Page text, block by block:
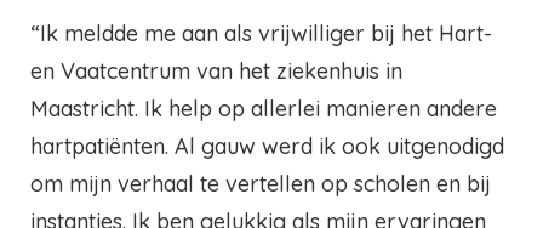
“Ik meldde me aan als vrijwilliger bij het Hart-
en Vaatcentrum van het ziekenhuis in
Maastricht. Ik help op allerlei manieren andere
hartpatiënten. Al gauw werd ik ook uitgenodigd
om mijn verhaal te vertellen op scholen en bij
instanties. Ik ben gelukkig als mijn ervaringen